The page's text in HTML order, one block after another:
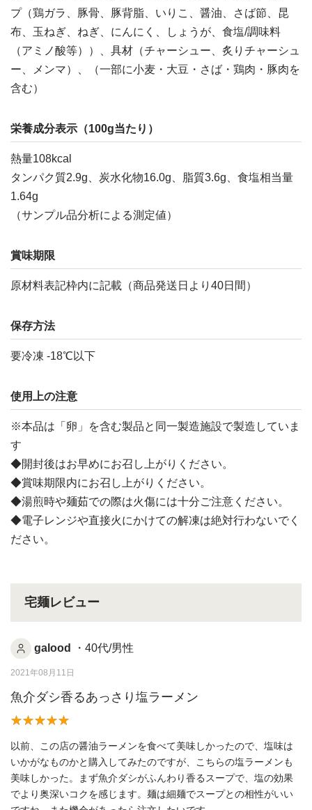
プ（鶏ガラ、豚骨、豚背脂、いりこ、醤油、さば節、昆
布、玉ねぎ、ねぎ、にんにく、しょうが、食塩/調味料
（アミノ酸等））、具材（チャーシュー、炙りチャーシュ
ー、メンマ）、（一部に小麦・大豆・さば・鶏肉・豚肉を
含む）
栄養成分表示（100g当たり）
熱量108kcal
タンパク質2.9g、炭水化物16.0g、脂質3.6g、食塩相当量
1.64g
（サンプル品分析による測定値）
賞味期限
原材料表記枠内に記載（商品発送日より40日間）
保存方法
要冷凍 -18℃以下
使用上の注意
※本品は「卵」を含む製品と同一製造施設で製造していま
す
◆開封後はお早めにお召し上がりください。
◆賞味期限内にお召し上がりください。
◆湯煎時や麺茹での際は火傷には十分ご注意ください。
◆電子レンジや直接火にかけての解凍は絶対行わないでく
ださい。
宅麺レビュー
galood ・40代/男性
2021年08月11日
魚介ダシ香るあっさり塩ラーメン
以前、この店の醤油ラーメンを食べて美味しかったので、塩味は
いかがなものかと購入してみたのですが、こちらの塩ラーメンも
美味しかった。まず魚介ダシがふんわり香るスープで、塩の効果
でより奥深いコクを感じます。麺は細麺でスープとの相性がいい